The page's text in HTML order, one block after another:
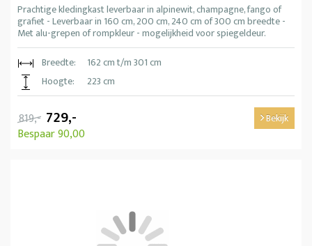
Prachtige kledingkast leverbaar in alpinewit, champagne, fango of
grafiet - Leverbaar in 160 cm, 200 cm, 240 cm of 300 cm breedte -
Met alu-grepen of rompkleur - mogelijkheid voor spiegeldeur.
Breedte:
162 cm t/m 301 cm
Hoogte:
223 cm
819,- 729,-
Bespaar 90,00
Bekijk